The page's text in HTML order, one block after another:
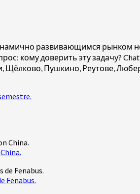
развивающимся рынком
кому доверить эту задачу?
Щёлково, Пушкино, Реутове,
Fenabus.